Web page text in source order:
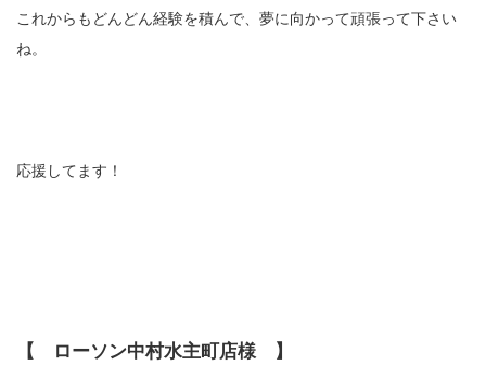
これからもどんどん経験を積んで、夢に向かって頑張って下さい
ね。
応援してます！
【 ローソン中村水主町店様 】